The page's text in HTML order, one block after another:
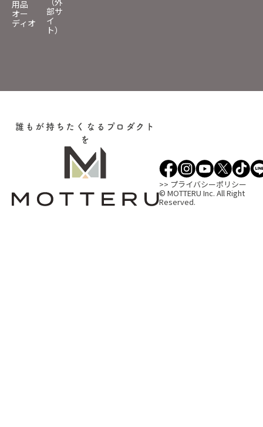
用品
オー
ディオ
部サ
イ
ト）
誰もが持ちたくなるプロダクト
を
>> プライバシーポリシー
© MOTTERU Inc. All Right
Reserved.